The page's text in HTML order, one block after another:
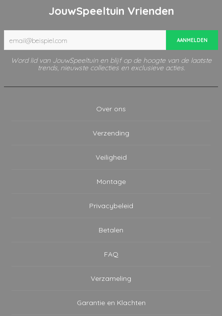
JouwSpeeltuin Vrienden
AANMELDEN
Word lid van JouwSpeeltuin en blijf op de hoogte van de laatste
trends, nieuwste collecties en exclusieve acties.
Over ons
Verzending
Veiligheid
Montage
Privacybeleid
Betalen
FAQ
Verzameling
Garantie en Klachten